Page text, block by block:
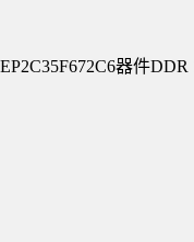
EP2C35F672C6器件DDR